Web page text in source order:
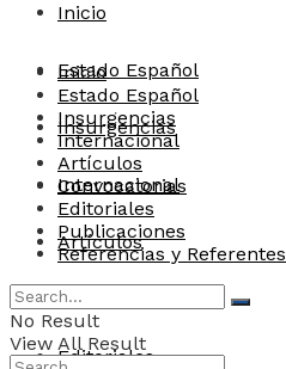
Inicio
Estado Español
Insurgencias
Internacional
Artículos
Convocatorias
Editoriales
Inicio
Estado Español
Insurgencias
Internacional
Artículos
Convocatorias
Editoriales
Publicaciones
Referencias y Referentes
No Result
View All Result